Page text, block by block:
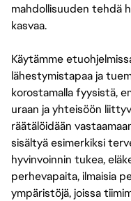
mahdollisuuden tehdä
kasvaa.
Käytämme
lähestymistapaa ja
korostamalla fyysistä,
uraan ja yhteisöön
räätälöidään
sisältyä esimerkiksi
hyvinvoinnin tukea,
perhevapaita, ilmaisia
ympäristöjä, joissa